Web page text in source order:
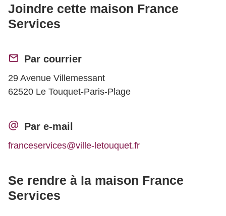
Joindre cette maison France
Services
Par courrier
29 Avenue Villemessant
62520 Le Touquet-Paris-Plage
Par e-mail
franceservices@ville-letouquet.fr
Se rendre à la maison France
Services